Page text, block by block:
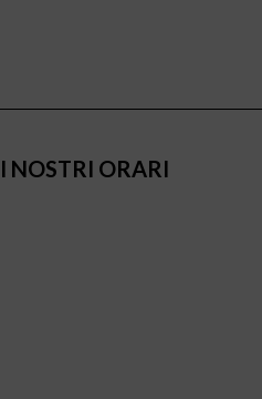
I NOSTRI ORARI